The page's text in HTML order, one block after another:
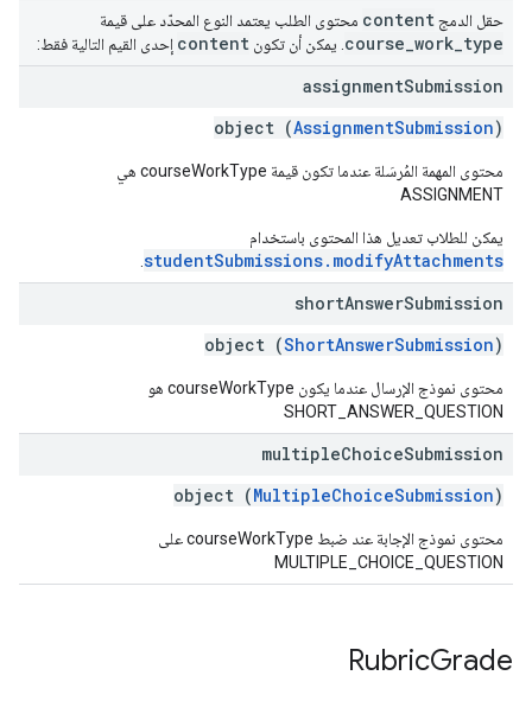
حقل الدمجcontent محتوى الطلب يعتمد النوع المحدّد على قيمة
course work type . يمكن أن تكون content إحدى القيم التالية فقط:
assignmentSubmission
object (AssignmentSubmission)
محتوى المهمة المُرسَلة عندما تكون قيمة courseWorkType هي
ASSIGNMENT
يمكن للطلاب تعديل هذا المحتوى باستخدام
studentSubmissions.modifyAttachments
shortAnswerSubmission
object (ShortAnswerSubmission)
محتوى نموذج الإرسال عندما يكون courseWorkType هو
SHORT_ANSWER_QUESTION
multipleChoiceSubmission
object (MultipleChoiceSubmission)
محتوى نموذج الإجابة عند ضبط courseWorkType على
MULTIPLE_CHOICE_QUESTION
RubricGrade